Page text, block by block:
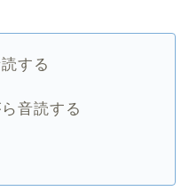
する
音読する